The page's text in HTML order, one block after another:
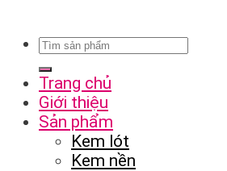
Trang chủ
Giới thiệu
Sản phẩm
Kem lót
Kem nền